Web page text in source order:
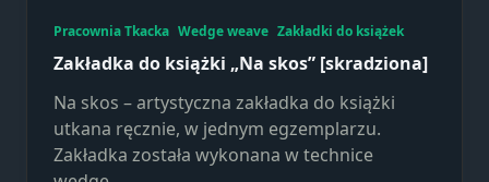
Pracownia Tkacka Wedge weave Zakładki do książek
Zakładka do książki „Na skos” [skradziona]
Na skos – artystyczna zakładka do książki
utkana ręcznie, w jednym egzemplarzu.
Zakładka została wykonana w technice